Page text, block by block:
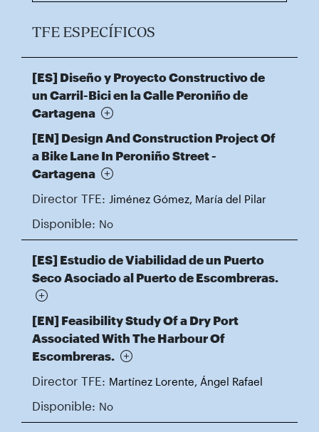
TFE ESPECÍFICOS
[ES] Diseño y Proyecto Constructivo de
un Carril-Bici en la Calle Peroniño de
Cartagena
[EN] Design And Construction Project Of
a Bike Lane In Peroniño Street -
Cartagena
Director TFE: Jiménez Gómez, María del Pilar
Disponible: No
[ES] Estudio de Viabilidad de un Puerto
Seco Asociado al Puerto de Escombreras.
[EN] Feasibility Study Of a Dry Port
Associated With The Harbour Of
Escombreras.
Director TFE: Martínez Lorente, Ángel Rafael
Disponible: No